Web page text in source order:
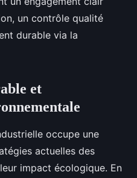
un contrôle qualité
durable via la
et
occupe une
actuelles des
impact écologique. En